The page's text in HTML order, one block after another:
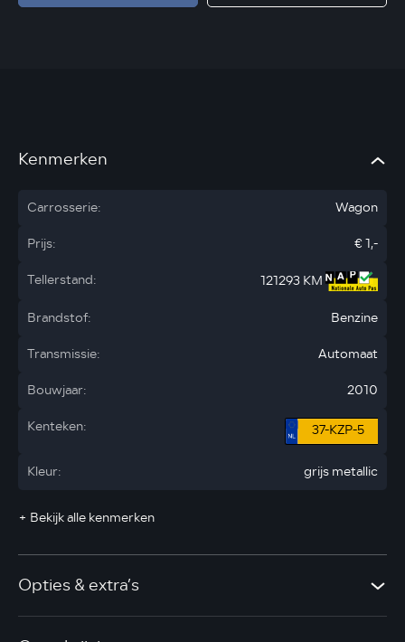
Kenmerken
Carrosserie:
Wagon
Prijs:
€ 1,-
Tellerstand:
121293 KM
Brandstof:
Benzine
Transmissie:
Automaat
Bouwjaar:
2010
Kenteken:
37-KZP-5
Kleur: grijs metallic
+ Bekijk alle kenmerken
Opties & extra’s